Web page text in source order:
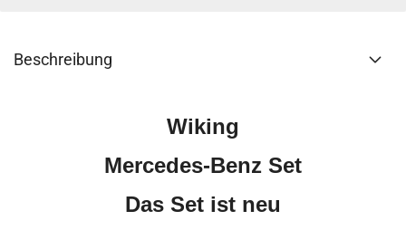
Beschreibung
Wiking
Mercedes-Benz Set
Das Set ist neu